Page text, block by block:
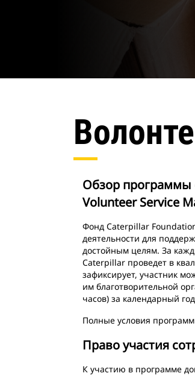
Обзор программы
Volunteer Service
Фонд Caterpillar
деятельности для
достойным целям. За
Caterpillar проведет в
зафиксирует, участник
им благотворительной
часов) за календарный
Полные условия
Право участия
К участию в программе